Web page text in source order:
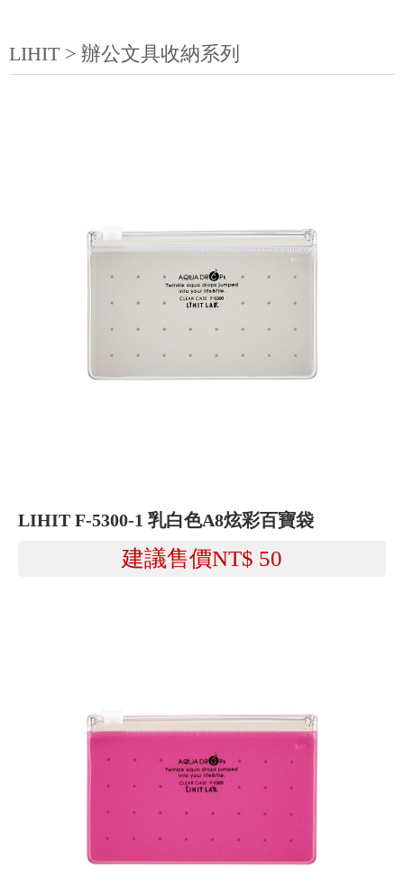
LIHIT > 辦公文具收納系列
LIHIT F-5300-1 乳白色A8炫彩百寶袋
建議售價NT$ 50